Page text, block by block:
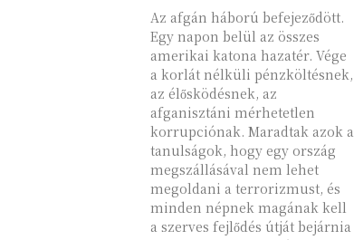
Az afgán háború befejeződött.
Egy napon belül az összes
amerikai katona hazatér. Vége
a korlát nélküli pénzköltésnek,
az élősködésnek, az
afganisztáni mérhetetlen
korrupciónak. Maradtak azok a
tanulságok, hogy egy ország
megszállásával nem lehet
megoldani a terrorizmust, és
minden népnek magának kell
a szerves fejlődés útját bejárnia